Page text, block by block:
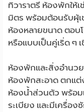
ทิวาราตรี ห้องพักให้เ
มิตร พร้อมต้อนรับผุ้เ
ห้องหลายขนาด ตอ
หรือแบบเป็นคู่เริ่ด ๆ
ห้องพักและสิ่งอำนว
ห้องพักสะอาด ตกแต่
ห้องน้ำส่วนตัว พร้อ
ระเบียง และมีเครื่อง